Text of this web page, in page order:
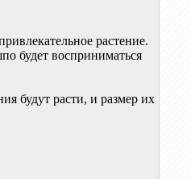
растение.
будет восприниматься
будут расти, и размер их